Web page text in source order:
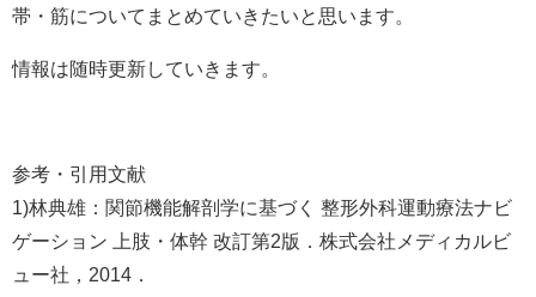
帯・筋についてまとめていきたいと思います。
情報は随時更新していきます。
参考・引用文献
1)林典雄：関節機能解剖学に基づく 整形外科運動療法ナビ
ゲーション 上肢・体幹 改訂第2版．株式会社メディカルビ
ュー社，2014．